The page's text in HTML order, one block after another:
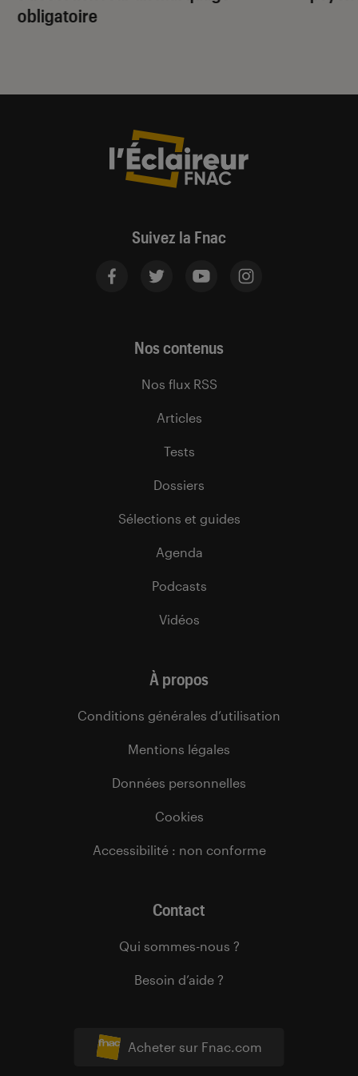
obligatoire
Suivez la Fnac
Acheter sur Fnac.com
Nos contenus
Nos flux RSS
Articles
Tests
Dossiers
Sélections et guides
Agenda
Podcasts
Vidéos
À propos
Conditions générales d’utilisation
Mentions légales
Données personnelles
Cookies
Accessibilité : non conforme
Contact
Qui sommes-nous ?
Besoin d’aide ?